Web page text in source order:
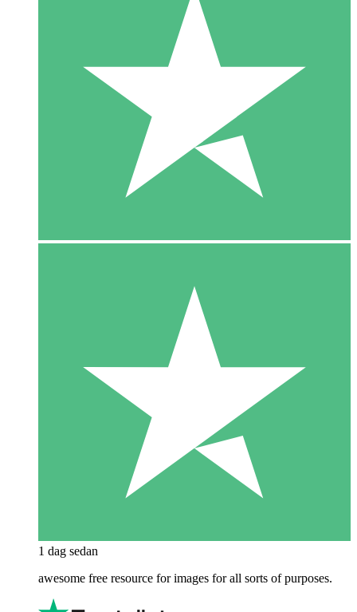
1 dag sedan
awesome free resource for images for all sorts of purposes.